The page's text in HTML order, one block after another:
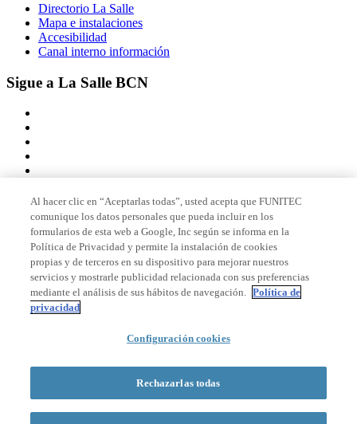
Directorio La Salle
Mapa e instalaciones
Accesibilidad
Canal interno información
Sigue a La Salle BCN
Miembro de
Acreditaciones
© 2026 La Salle Campus Barcelona - URL |
Formulario de búsqueda
Al hacer clic en “Aceptarlas todas”, usted acepta que FUNITEC
comunique los datos personales que pueda incluir en los
formularios de esta web a Google, Inc según se informa en la
Política de Privacidad y permite la instalación de cookies
propias y de terceros en su dispositivo para mejorar nuestros
servicios y mostrarle publicidad relacionada con sus preferencias
mediante el análisis de sus hábitos de navegación. Política de
privacidad
Configuración cookies
Rechazarlas todas